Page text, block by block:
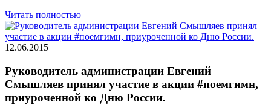
Читать полностью
12.06.2015
Руководитель администрации Евгений
Смышляев принял участие в акции #поемгимн,
приуроченной ко Дню России.